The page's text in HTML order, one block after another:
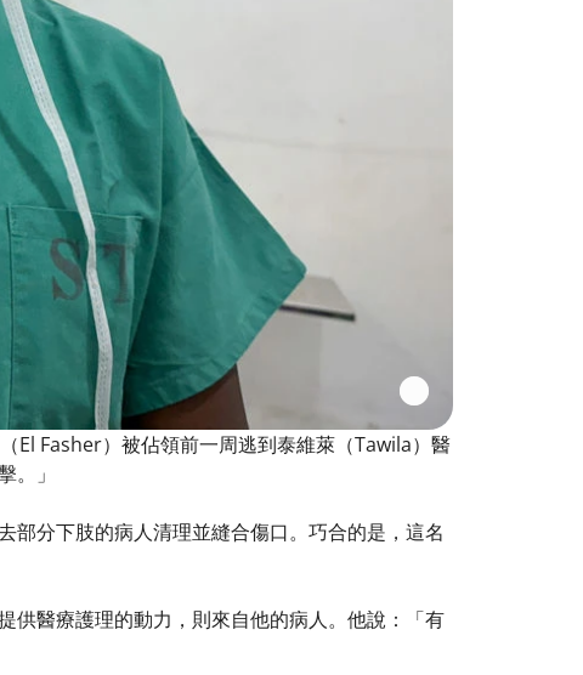
Fasher）被佔領前一周逃到泰維萊（Tawila）醫
。」
部分下肢的病人清理並縫合傷口。巧合的是，這名
供醫療護理的動力，則來自他的病人。他說：「有